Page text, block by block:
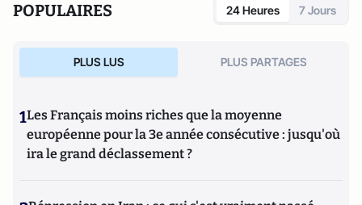
POPULAIRES 24 Heures 7 Jours
PLUS LUS PLUS PARTAGES
1Les Français moins riches que la moyenne
européenne pour la 3e année consécutive : jusqu'où
ira le grand déclassement ?